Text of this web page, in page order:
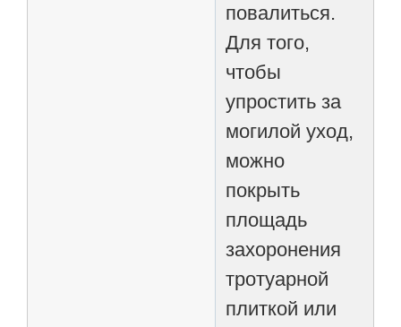
повалиться.
Для того,
чтобы
упростить за
могилой уход,
можно
покрыть
площадь
захоронения
тротуарной
плиткой или